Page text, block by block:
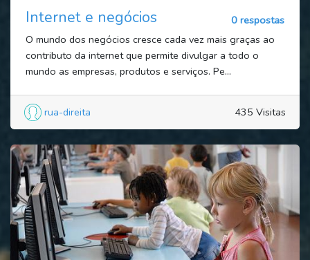
Internet e negócios
0 respostas
O mundo dos negócios cresce cada vez mais graças ao
contributo da internet que permite divulgar a todo o
mundo as empresas, produtos e serviços. Pe...
rua-direita 435 Visitas